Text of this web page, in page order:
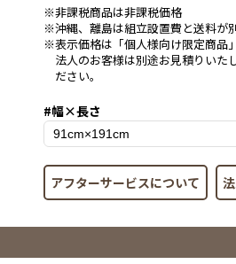
※非課税商品は非課税価格
※沖縄、離島は組立設置費と送料が
※表示価格は「個人様向け限定商品
法人のお客様は別途お見積りいた
ださい。
#幅×長さ
アフターサービスについて